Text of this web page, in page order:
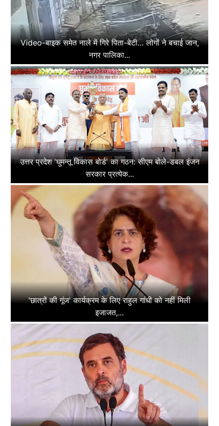
Video-बाइक समेत नाले में गिरे पिता-बेटी… लोगों ने बचाई जान,
नगर पालिका...
उत्तर प्रदेश 'घुमन्तू विकास बोर्ड' का गठन: सीएम बोले-डबल इंजन
सरकार प्रत्येक...
'छात्रों की गूंज' कार्यक्रम के लिए राहुल गांधी को नहीं मिली
इजाजत,...